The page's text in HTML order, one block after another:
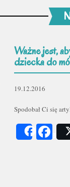
Ważne jest,
dziecka do
19.12.2016
Spodobał Ci się
Share